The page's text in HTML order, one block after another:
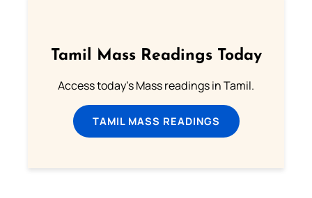
Tamil Mass Readings Today
Access today's Mass readings in Tamil.
TAMIL MASS READINGS